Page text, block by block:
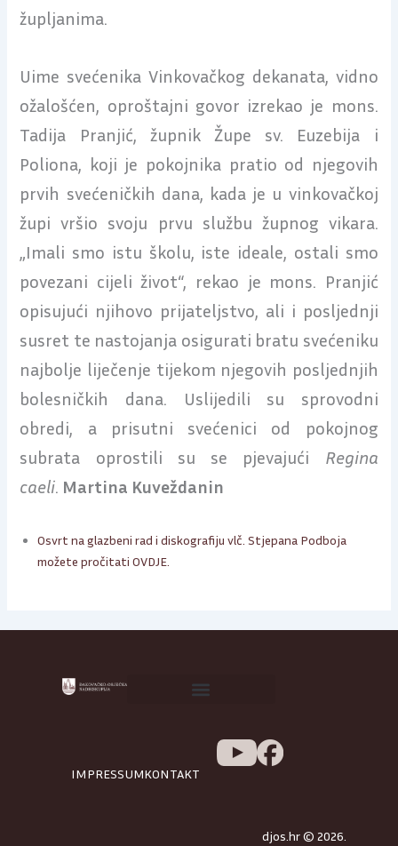
župljanima.
Uime svećenika Vinkovačkog dekanata, vidno
ožalošćen, oproštajni govor izrekao je mons.
Tadija Pranjić, župnik Župe sv. Euzebija i
Poliona, koji je pokojnika pratio od njegovih
prvih svećeničkih dana, kada je u vinkovačkoj
župi vršio svoju prvu službu župnog vikara.
„Imali smo istu školu, iste ideale, ostali smo
povezani cijeli život“, rekao je mons. Pranjić
opisujući njihovo prijateljstvo, ali i posljednji
susret te nastojanja osigurati bratu svećeniku
najbolje liječenje tijekom njegovih posljednjih
bolesničkih dana. Uslijedili su sprovodni
obredi, a prisutni svećenici od pokojnog
subrata oprostili su se pjevajući Regina
caeli Martina Kuveždanin
Osvrt na glazbeni rad i diskografiju vlč. Stjepana Podboja
možete pročitati OVDJE.
IMPRESSUMKONTAKT
djos.hr © 2026.